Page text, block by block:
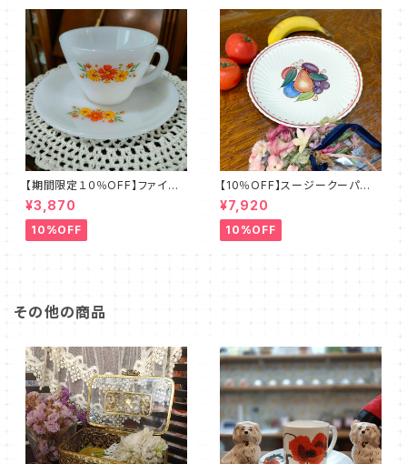
【期間限定１０％OFF】ファイア
ーキング・フラワー・カップ＆ソー
サー（FKFW0001）
¥3,870
10%OFF
【10％OFF】スージークーパー・
フルーツモチーフ・プレート（スパ
イラル）SCFM0029
¥7,920
10%OFF
その他の商品